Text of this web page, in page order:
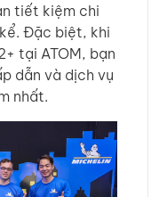
tiết kiệm chi
Đặc biệt, khi
tại ATOM, bạn
dẫn và dịch vụ
nhất.